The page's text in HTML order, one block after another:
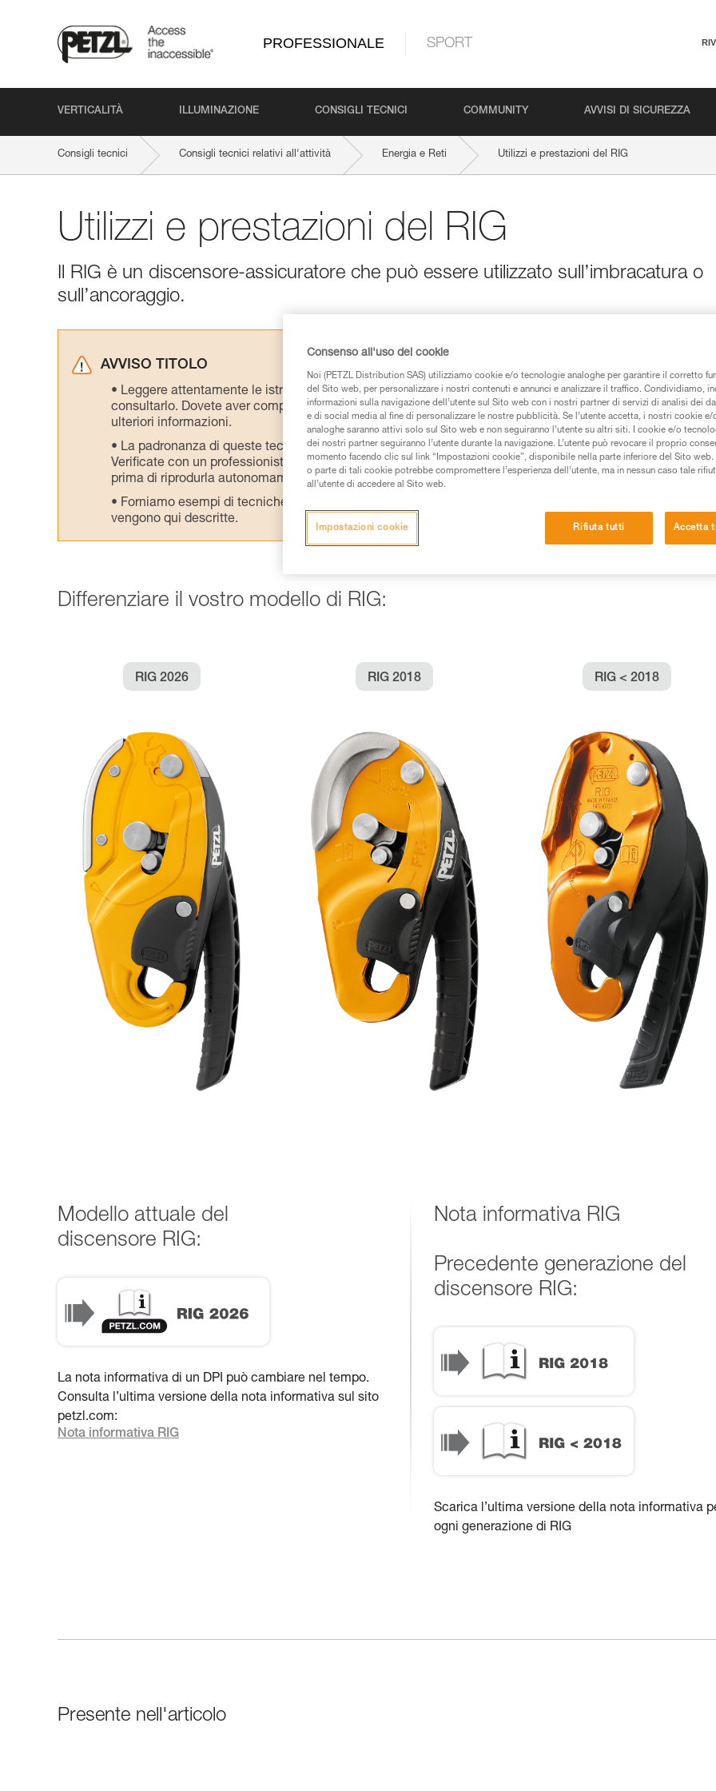
PROFESSIONALE SPORT
VERTICALITÀ ILLUMINAZIONE CONSIGLI TECNICI COMMUNITY AVVISI DI SICUREZZA
Consigli tecnici Consigli tecnici relativi all'attività Energia e Reti Utilizzi e prestazioni del RIG
Utilizzi e prestazioni del RIG
Il RIG è un discensore-assicuratore che può essere utilizzato sull’imbracatura o
sull’ancoraggio.
AVVISO TITOLO
Leggere attentamente le istruzioni tecniche dei prodotti utilizzati in questo consiglio prima di
consultarlo. Dovete aver compreso le informazioni dell’istruzione tecnica per poter capire queste
ulteriori informazioni.
La padronanza di queste tecniche richiede una formazione ed un addestramento specifico.
Verificate con un professionista la vostra capacità di rifare la manovra, da soli, in piena sicurezza,
prima di riprodurla autonomamente.
Forniamo esempi di tecniche relative alla vostra attività. Ne possono esistere altre che non
vengono qui descritte.
Differenziare il vostro modello di RIG:
RIG 2026 RIG 2018 RIG < 2018
Modello attuale del
discensore RIG:
La nota informativa di un DPI può cambiare nel tempo.
Consulta l’ultima versione della nota informativa sul sito
petzl.com:
Nota informativa RIG
Nota informativa RIG
Precedente generazione del
discensore RIG:
Scarica l’ultima versione della nota informativa
ogni generazione di RIG
Presente nell'articolo
Consenso all'uso dei cookie
Noi (PETZL Distribution SAS) utilizziamo cookie e/o tecnologie analoghe per garantire il corretto
del Sito web, per personalizzare i nostri contenuti e annunci e analizzare il traffico. Condividiamo,
informazioni sulla navigazione dell’utente sul Sito web con i nostri partner di servizi di analisi dei
e di social media al fine di personalizzare le nostre pubblicità. Se l’utente accetta, i nostri cookie
analoghe saranno attivi solo sul Sito web e non seguiranno l’utente su altri siti. I cookie e/o
dei nostri partner seguiranno l’utente durante la navigazione. L’utente può revocare il proprio
momento facendo clic sul link “Impostazioni cookie”, disponibile nella parte inferiore del Sito
o parte di tali cookie potrebbe compromettere l’esperienza dell’utente, ma in nessun caso tale
all’utente di accedere al Sito web.
Rifiuta tutti Accetta
Impostazioni cookie